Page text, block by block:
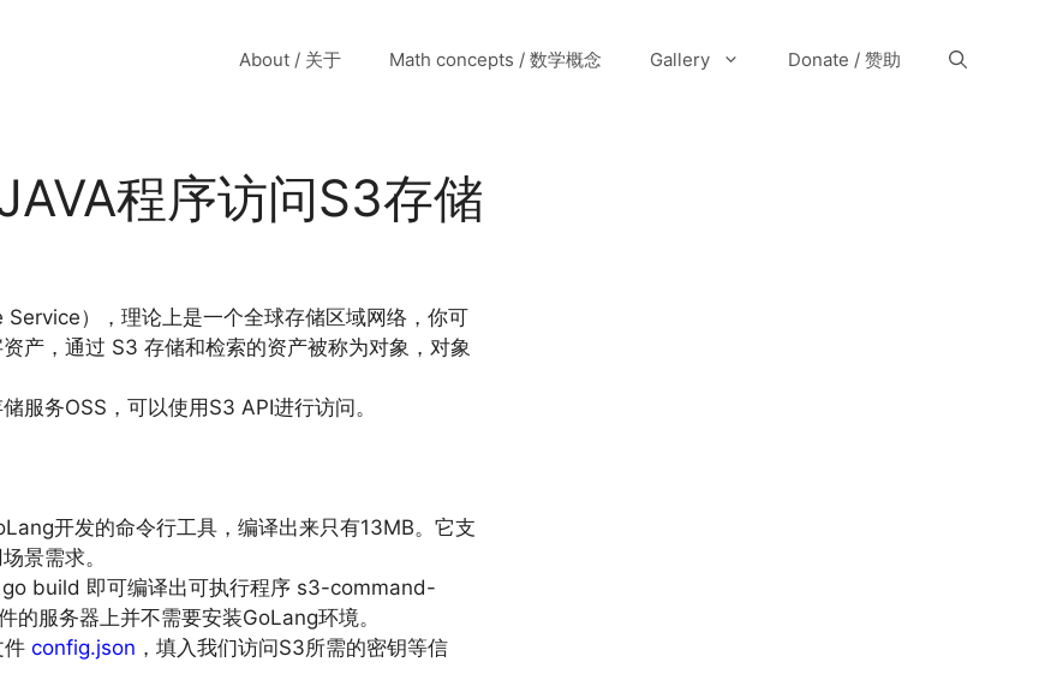
About / 关于 Math concepts / 数学概念 Gallery Donate / 赞助
程序访问S3存储
），理论上是一个全球存储区域网络，你可
产，通过 S3 存储和检索的资产被称为对象，对象
服务OSS，可以使用S3 API进行访问。
开发的命令行工具，编译出来只有13MB。它支
景需求。
build 即可编译出可执行程序 s3-command-
服务器上并不需要安装GoLang环境。
件 config.json ，填入我们访问S3所需的密钥等信